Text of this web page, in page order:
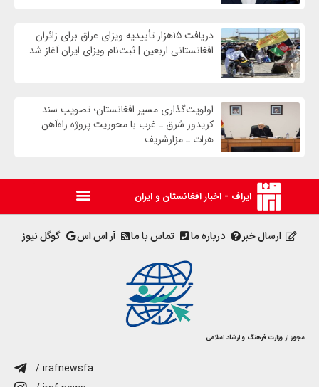
دریافت ۱۵هزار تأییدیه ویزای عراق برای زائران
افغانستانی اربعین | ثبت‌نام ویزای ایران آغاز شد
اولویت‌گذاری مسیر افغانستان؛ تصویب سند
کریدور شرق ـ غرب با محوریت پروژه راه‌آهن
هرات ـ مزارشریف
ایراف - اخبار افغانستان و ایران
ارسال خبر درباره ما تماس با ما آر اس اس گوگل نیوز
مجوز از وزارت فرهنگ و ارشاد اسلامی
/ irafnewsfa